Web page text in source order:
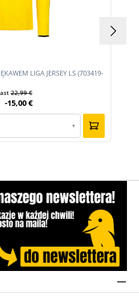
LIGA JERSEY LS (703419-
22,99 €
-15,00 €
▾